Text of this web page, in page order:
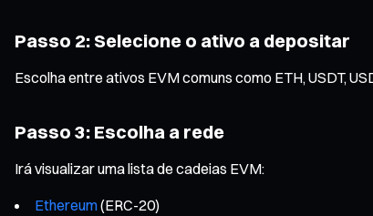
Passo 2: Selecione o ativo a depositar
Escolha entre ativos EVM comuns como ETH, USDT,
Passo 3: Escolha a rede
Irá visualizar uma lista de cadeias EVM:
Ethereum(ERC-20)